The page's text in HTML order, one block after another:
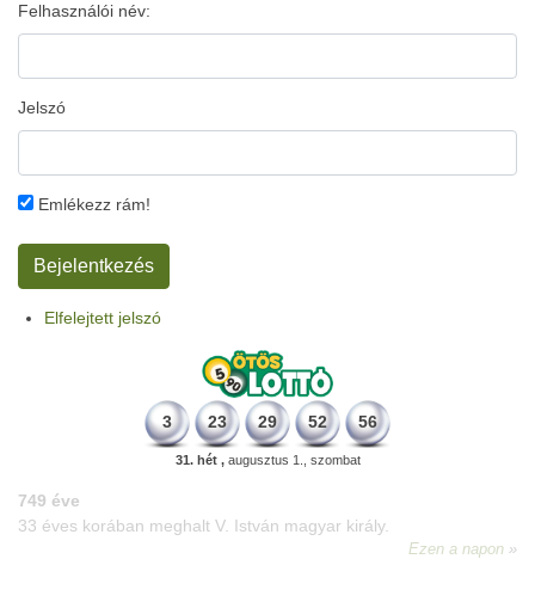
Felhasználói név:
Jelszó
Emlékezz rám!
Elfelejtett jelszó
3 23 29 52 56
31. hét ,augusztus 1., szombat
498 éve
A szávaszentdemeteri-nagyolaszi győzelem, ahol a magyarok